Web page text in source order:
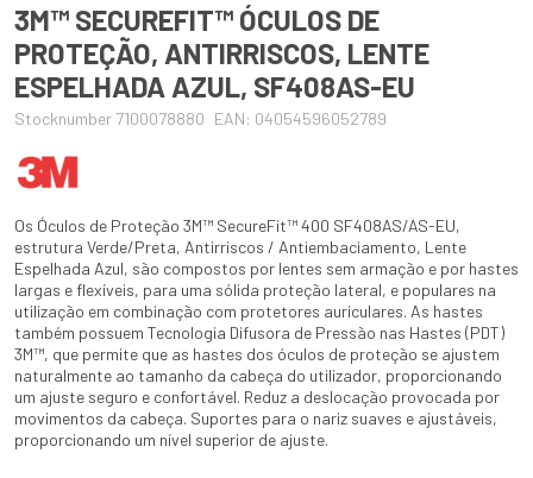
3M™ SECUREFIT™ ÓCULOS DE
PROTEÇÃO, ANTIRRISCOS, LENTE
ESPELHADA AZUL, SF408AS-EU
Stocknumber 7100078880 EAN: 04054596052789
Os Óculos de Proteção 3M™ SecureFit™ 400 SF408AS/AS-EU,
estrutura Verde/Preta, Antirriscos / Antiembaciamento, Lente
Espelhada Azul, são compostos por lentes sem armação e por hastes
largas e flexíveis, para uma sólida proteção lateral, e populares na
utilização em combinação com protetores auriculares. As hastes
também possuem Tecnologia Difusora de Pressão nas Hastes (PDT)
3M™, que permite que as hastes dos óculos de proteção se ajustem
naturalmente ao tamanho da cabeça do utilizador, proporcionando
um ajuste seguro e confortável. Reduz a deslocação provocada por
movimentos da cabeça. Suportes para o nariz suaves e ajustáveis,
proporcionando um nível superior de ajuste.